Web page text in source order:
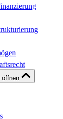
öffnen